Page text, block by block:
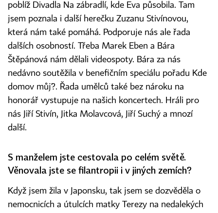
poblíž Divadla Na zábradlí, kde Eva působila. Tam
jsem poznala i další herečku Zuzanu Stivínovou,
která nám také pomáhá. Podporuje nás ale řada
dalších osobností. Třeba Marek Eben a Bára
Štěpánová nám dělali videospoty. Bára za nás
nedávno soutěžila v benefičním speciálu pořadu Kde
domov můj?. Řada umělců také bez nároku na
honorář vystupuje na našich koncertech. Hráli pro
nás Jiří Stivín, Jitka Molavcová, Jiří Suchý a mnozí
další.
S manželem jste cestovala po celém světě.
Věnovala jste se filantropii i v jiných zemích?
Když jsem žila v Japonsku, tak jsem se dozvěděla o
nemocnicích a útulcích matky Terezy na nedalekých